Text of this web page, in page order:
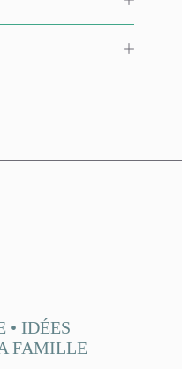
• IDÉES
FAMILLE